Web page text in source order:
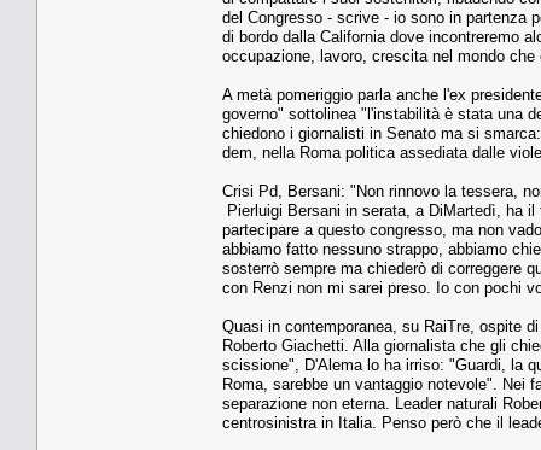
del Congresso - scrive - io sono in partenza
di bordo dalla California dove incontreremo
occupazione, lavoro, crescita nel mondo
A metà pomeriggio parla anche l'ex
governo" sottolinea "l'instabilità è stata una
chiedono i giornalisti in Senato ma si
dem, nella Roma politica assediata dalle
Crisi Pd, Bersani: "Non rinnovo la tessera,
Pierluigi Bersani in serata, a DiMartedì, ha
partecipare a questo congresso, ma non
abbiamo fatto nessuno strappo, abbiamo
sosterrò sempre ma chiederò di correggere
con Renzi non mi sarei preso. Io con pochi
Quasi in contemporanea, su RaiTre, ospite
Roberto Giachetti. Alla giornalista che gli
scissione", D'Alema lo ha irriso: "Guardi, la
Roma, sarebbe un vantaggio notevole". Nei
separazione non eterna. Leader naturali
centrosinistra in Italia. Penso però che il